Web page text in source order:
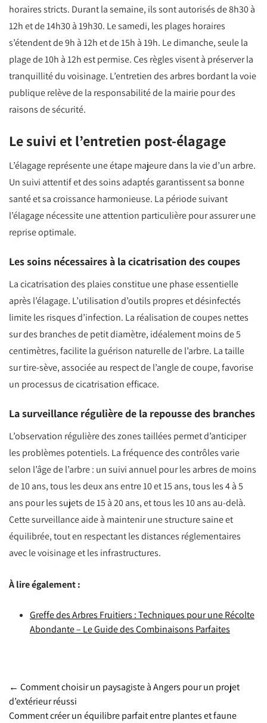
horaires stricts. Durant la semaine, ils sont autorisés de 8h30 à
12h et de 14h30 à 19h30. Le samedi, les plages horaires
s’étendent de 9h à 12h et de 15h à 19h. Le dimanche, seule la
plage de 10h à 12h est permise. Ces règles visent à préserver la
tranquillité du voisinage. L’entretien des arbres bordant la voie
publique relève de la responsabilité de la mairie pour des
raisons de sécurité.
Le suivi et l’entretien post-élagage
L’élagage représente une étape majeure dans la vie d’un arbre.
Un suivi attentif et des soins adaptés garantissent sa bonne
santé et sa croissance harmonieuse. La période suivant
l’élagage nécessite une attention particulière pour assurer une
reprise optimale.
Les soins nécessaires à la cicatrisation des coupes
La cicatrisation des plaies constitue une phase essentielle
après l’élagage. L’utilisation d’outils propres et désinfectés
limite les risques d’infection. La réalisation de coupes nettes
sur des branches de petit diamètre, idéalement moins de 5
centimètres, facilite la guérison naturelle de l’arbre. La taille
sur tire-sève, associée au respect de l’angle de coupe, favorise
un processus de cicatrisation efficace.
La surveillance régulière de la repousse des branches
L’observation régulière des zones taillées permet d’anticiper
les problèmes potentiels. La fréquence des contrôles varie
selon l’âge de l’arbre : un suivi annuel pour les arbres de moins
de 10 ans, tous les deux ans entre 10 et 15 ans, tous les 4 à 5
ans pour les sujets de 15 à 20 ans, et tous les 10 ans au-delà.
Cette surveillance aide à maintenir une structure saine et
équilibrée, tout en respectant les distances réglementaires
avec le voisinage et les infrastructures.
À lire également :
Greffe des Arbres Fruitiers : Techniques pour une Récolte
Abondante – Le Guide des Combinaisons Parfaites
Post
← Comment choisir un paysagiste à Angers pour un projet
d’extérieur réussi
Comment créer un équilibre parfait entre plantes et faune